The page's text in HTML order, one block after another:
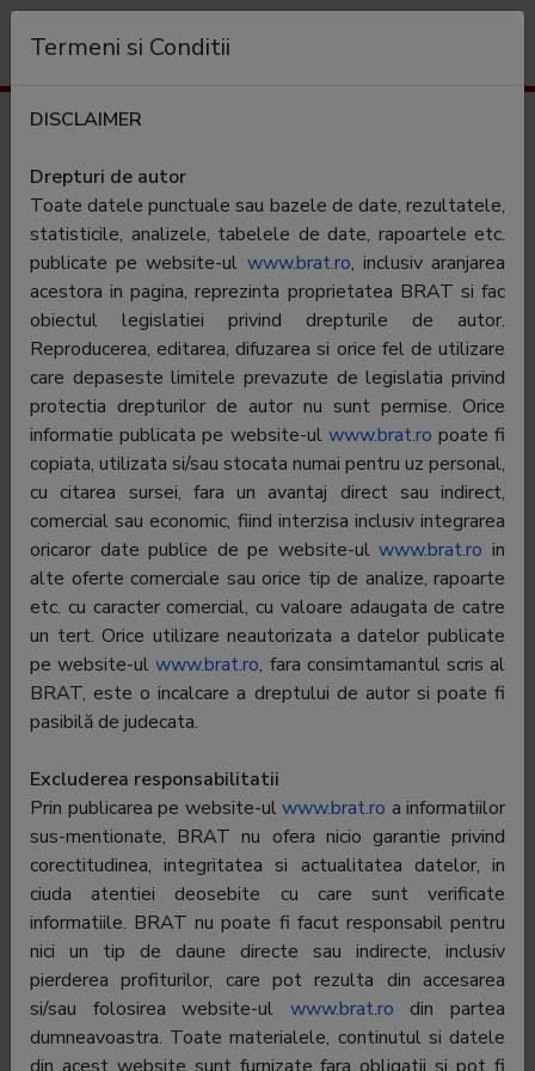
defapt.ro
Categorie:Stiri generale
Contractor
SATI:
X si Zero Media SRL
Director
general:
Catalin Prisacariu
Reprezentant
BRAT:
Catalin Prisacariu
Adresa
Bucuresti, Str. Argentina, nr. 25, parter, București,
sector 1
Telefon: -
E-mail: redactie@defapt.ro;catalin.prisacariu@gmail.com
publicitate:
ARBOmedia SRL
Departament
-
Trafic România Trafic global Audiență
Profil audiență
Pentru a vedea toate datele trebuie să fițiautentificat
Termeni si Conditii
DISCLAIMER
Drepturi de autor
Toate datele punctuale sau bazele de date, rezultatele,
statisticile, analizele, tabelele de date, rapoartele etc.
publicate pe website-ul www.brat.ro, inclusiv aranjarea
acestora in pagina, reprezinta proprietatea BRAT si fac
obiectul legislatiei privind drepturile de autor.
Reproducerea, editarea, difuzarea si orice fel de utilizare
care depaseste limitele prevazute de legislatia privind
protectia drepturilor de autor nu sunt permise. Orice
informatie publicata pe website-ul www.brat.ro poate fi
copiata, utilizata si/sau stocata numai pentru uz personal,
cu citarea sursei, fara un avantaj direct sau indirect,
comercial sau economic, fiind interzisa inclusiv integrarea
oricaror date publice de pe website-ulwww.brat.ro in
alte oferte comerciale sau orice tip de analize, rapoarte
etc. cu caracter comercial, cu valoare adaugata de catre
un tert. Orice utilizare neautorizata a datelor publicate
pe website-ulwww.brat.ro, fara consimtamantul scris al
BRAT, este o incalcare a dreptului de autor si poate fi
pasibilă de judecata.
Excluderea responsabilitatii
Prin publicarea pe website-ulwww.brat.ro a informatiilor
sus-mentionate, BRAT nu ofera nicio garantie privind
corectitudinea, integritatea si actualitatea datelor, in
ciuda atentiei deosebite cu care sunt verificate
informatiile. BRAT nu poate fi facut responsabil pentru
nici un tip de daune directe sau indirecte, inclusiv
pierderea profiturilor, care pot rezulta din accesarea
si/sau folosirea website-ul www.brat.ro din partea
dumneavoastra. Toate materialele, continutul si datele